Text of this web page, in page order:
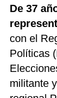
De 37
con el
Políticas
militante